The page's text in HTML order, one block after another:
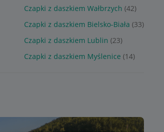
Czapki z daszkiem Wałbrzych (42)
Czapki z daszkiem Bielsko-Biała (33)
Czapki z daszkiem Lublin (23)
Czapki z daszkiem Myślenice (14)